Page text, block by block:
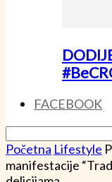
FACEBOOK
Početna Lifestyle
manifestacije